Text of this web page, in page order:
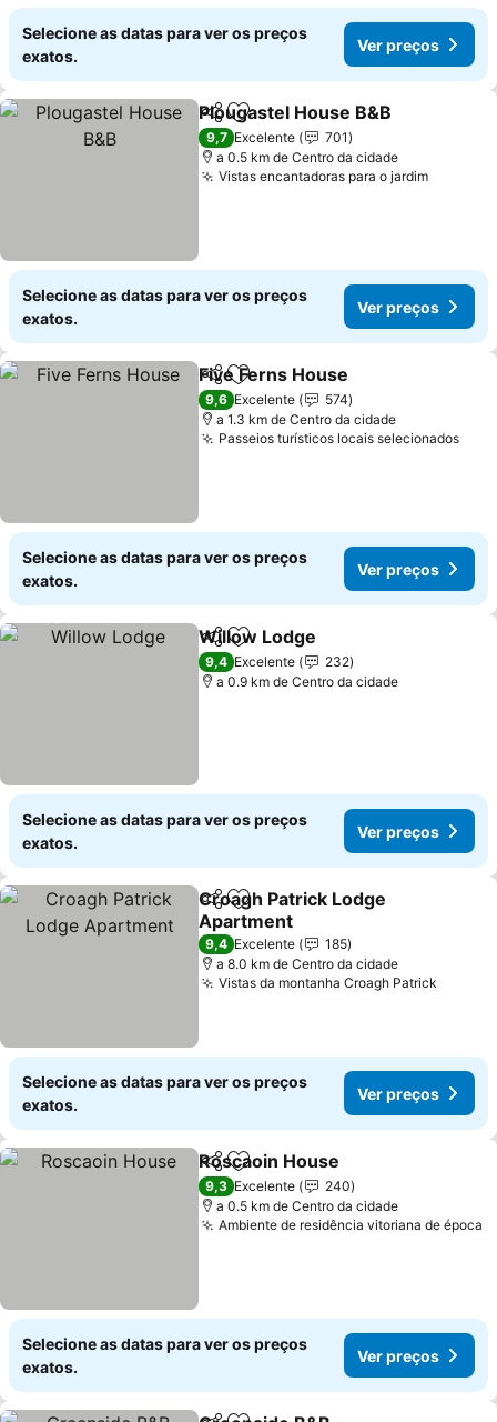
Selecione as datas para ver os preços
exatos.
Ver preços
PartilharAdicionar aos favoritos
Plougastel House B&B
9,7 Excelente
701
a 0.5 km de Centro da cidade
Vistas encantadoras para o jardim
Selecione as datas para ver os preços
exatos.
Ver preços
PartilharAdicionar aos favoritos
Five Ferns House
9,6 Excelente
574
a 1.3 km de Centro da cidade
Passeios turísticos locais selecionados
Selecione as datas para ver os preços
exatos.
Ver preços
PartilharAdicionar aos favoritos
Willow Lodge
9,4 Excelente
232
a 0.9 km de Centro da cidade
Selecione as datas para ver os preços
exatos.
Ver preços
PartilharAdicionar aos favoritos
Croagh Patrick Lodge
Apartment
9,4 Excelente
185
a 8.0 km de Centro da cidade
Vistas da montanha Croagh Patrick
Selecione as datas para ver os preços
exatos.
Ver preços
PartilharAdicionar aos favoritos
Roscaoin House
9,3 Excelente
240
a 0.5 km de Centro da cidade
Ambiente de residência vitoriana de época
Selecione as datas para ver os preços
exatos.
Ver preços